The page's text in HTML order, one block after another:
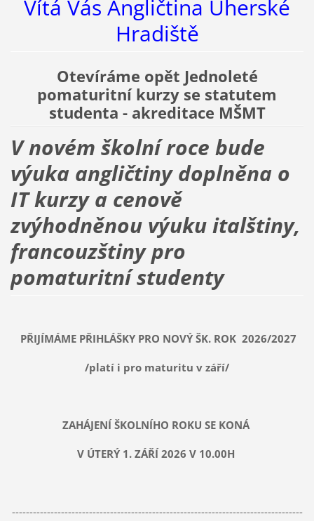
Vítá Vás Angličtina Uherské
Hradiště
Otevíráme opět Jednoleté
pomaturitní kurzy se statutem
studenta - akreditace MŠMT
V novém školní roce bude
výuka angličtiny doplněna o
IT kurzy a cenově
zvýhodněnou výuku italštiny,
francouzštiny pro
pomaturitní studenty
PŘIJÍMÁME PŘIHLÁŠKY PRO NOVÝ ŠK. ROK 2026/2027
/platí i pro maturitu v září/
ZAHÁJENÍ ŠKOLNÍHO ROKU SE KONÁ
V ÚTERÝ 1. ZÁŘÍ 2026 V 10.00H
-----------------------------------------------------------------------------------